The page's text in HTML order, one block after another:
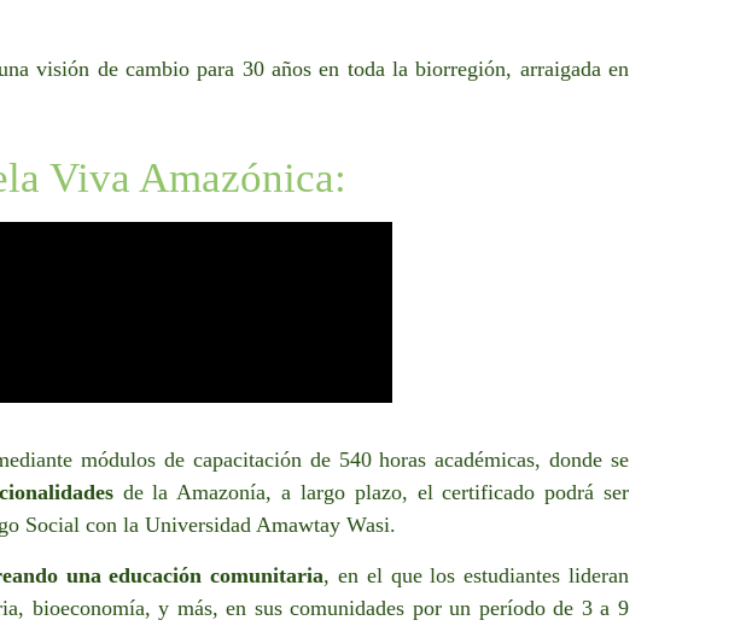
visión de cambio para 30 años en toda la biorregión, arraigada en
Viva Amazónica:
módulos de capacitación de 540 horas académicas, donde se
de la Amazonía, a largo plazo, el certificado podrá ser
Social con la Universidad Amawtay Wasi.
una educación comunitaria, en el que los estudiantes lideran
bioeconomía, y más, en sus comunidades por un período de 3 a 9